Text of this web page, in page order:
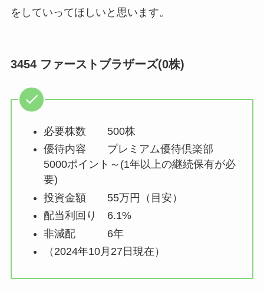
をしていってほしいと思います。
3454 ファーストブラザーズ(0株)
必要株数 500株
優待内容 プレミアム優待倶楽部
5000ポイント～(1年以上の継続保有が必
要)
投資金額 55万円（目安）
配当利回り 6.1%
非減配 6年
（2024年10月27日現在）